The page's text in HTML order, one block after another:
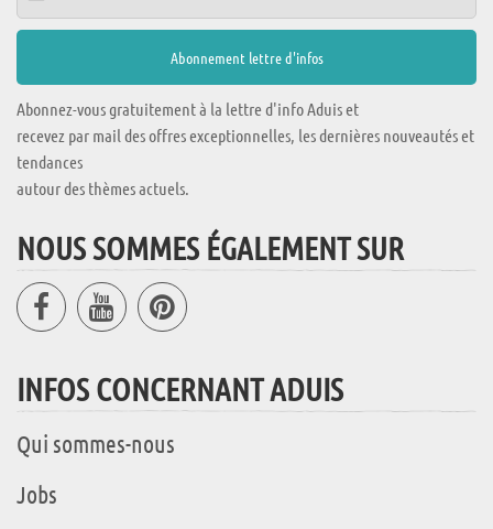
Abonnez-vous gratuitement à la lettre d'info Aduis et
recevez par mail des offres exceptionnelles, les dernières nouveautés et
tendances
autour des thèmes actuels.
NOUS SOMMES ÉGALEMENT SUR
INFOS CONCERNANT ADUIS
Qui sommes-nous
Jobs